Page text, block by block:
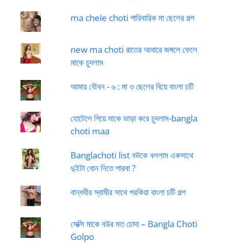
ma chele choti পারিবারিক মা ছেলের গল্প
new ma choti রাতের আধারে জঙ্গলে ফেলে
মাকে চুদলাম
আমার যৌবন - ৬ : মা ও ছেলের বিয়ে বাংলা চটি
হোটেলে গিয়ে মাকে ভাড়া করে চুদলাম-bangla
choti maa
Banglachoti list বউকে বললাম একসাথে
দুইটা ধোন নিতে পারবা ?
বান্ধবীর স্বামীর সাথে পরকিয়া বাংলা চটি গল্প
সেক্সি মাকে বউর মত চোদা – Bangla Choti
Golpo